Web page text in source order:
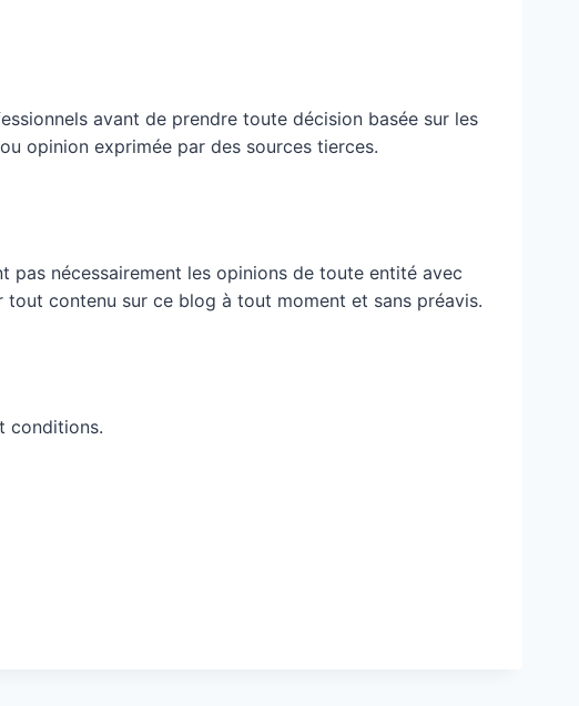
avant de prendre toute décision basée sur les
opinion exprimée par des sources tierces.
pas nécessairement les opinions de toute entité avec
contenu sur ce blog à tout moment et sans préavis.
conditions.